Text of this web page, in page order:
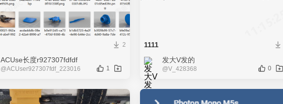
2
ACUse长度r927307fdfdf
@ACUser927307fdf_223016 1
1111
发大V发的
@V_428368 0